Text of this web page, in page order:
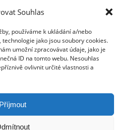
Souhlas
používáme k ukládání a/nebo
jako jsou soubory cookies.
umožní zpracovávat údaje, jako je
ID na tomto webu. Nesouhlas
ovlivnit určité vlastnosti a
Příjmout